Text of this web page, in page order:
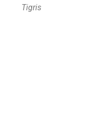
Tigris